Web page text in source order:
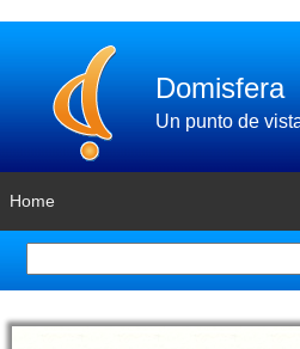
Domisfera
Un punto de
Home